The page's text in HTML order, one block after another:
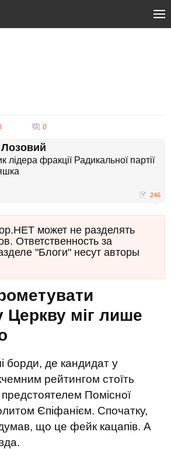
0
лідера фракції Радикальної партії
246
может не разделять
Ответственность за
"Блоги" несут авторы
Церкву міг лише
борди, де кандидат у
рейтингом стоїть
Помісної
Єпіфанієм. Спочатку,
що це фейк кацапів. А